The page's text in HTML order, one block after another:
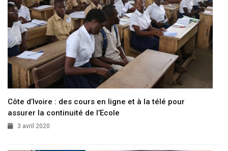
Côte d’Ivoire : des cours en ligne et à la télé pour
assurer la continuité de l’Ecole
3 avril 2020